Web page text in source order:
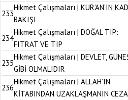
233
Hikmet Çalışmaları | KUR’AN’IN
BAKIŞI
234
Hikmet Çalışmaları | DOĞAL TIP:
FITRAT VE TIP
235
Hikmet Çalışmaları | DEVLET,
GİBİ OLMALIDIR
236
Hikmet Çalışmaları | ALLAH’IN
KİTABINDAN UZAKLAŞMANIN